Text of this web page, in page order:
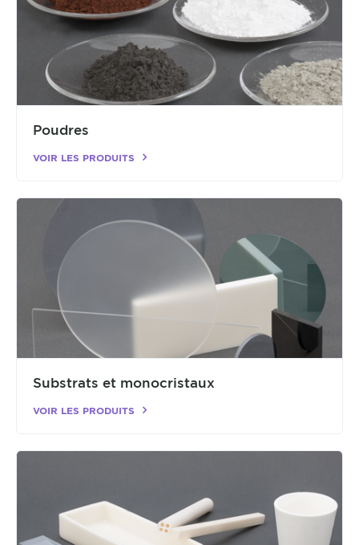
Poudres
VOIR LES PRODUITS
Substrats et monocristaux
VOIR LES PRODUITS